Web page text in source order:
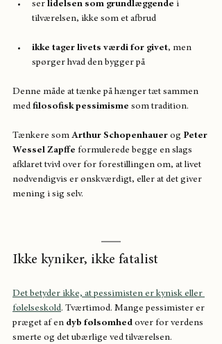
ser lidelsen som grundlæggende i
tilværelsen, ikke som et afbrud
ikke tager livets værdi for givet, men
spørger hvad den bygger på
Denne måde at tænke på hænger tæt sammen
med filosofisk pessimisme som tradition.
Tænkere som Arthur Schopenhauer og Peter
Wessel Zapffe formulerede begge en slags
afklaret tvivl over for forestillingen om, at livet
nødvendigvis er ønskværdigt, eller at det giver
mening i sig selv.
Ikke kyniker, ikke fatalist
Det betyder ikke, at pessimisten er kynisk eller
følelseskold. Tværtimod. Mange pessimister er
præget af en dyb følsomhed over for verdens
smerte og det ubærlige ved tilværelsen.